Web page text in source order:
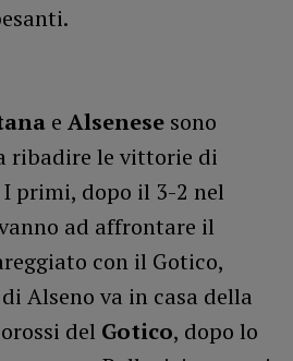
e Alsenese sono
ribadire le vittorie di
I primi, dopo il 3-2 nel
ad affrontare il
con il Gotico,
Alseno va in casa della
del Gotico, dopo lo